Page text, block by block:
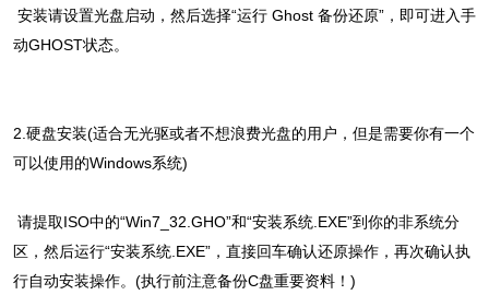
安装请设置光盘启动，然后选择“运行 Ghost 备份还原”，即可进入手
动GHOST状态。
2.硬盘安装(适合无光驱或者不想浪费光盘的用户，但是需要你有一个
可以使用的Windows系统)
请提取ISO中的“Win7_32.GHO”和“安装系统.EXE”到你的非系统分
区，然后运行“安装系统.EXE”，直接回车确认还原操作，再次确认执
行自动安装操作。(执行前注意备份C盘重要资料！)